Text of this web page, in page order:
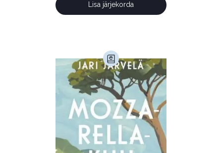
Lisa järjekorda